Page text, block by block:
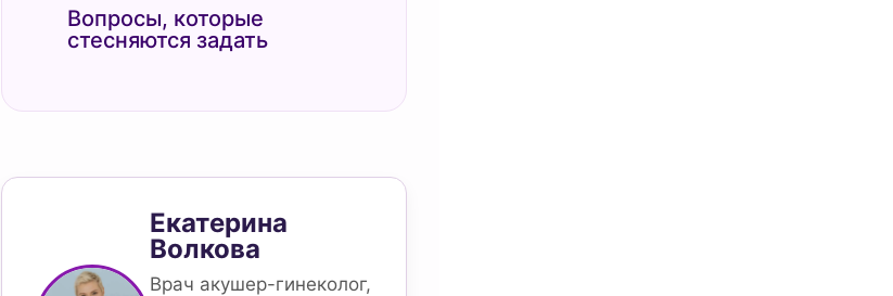
Вопросы, которые
стесняются задать
Екатерина
Волкова
Врач акушер-гинеколог,